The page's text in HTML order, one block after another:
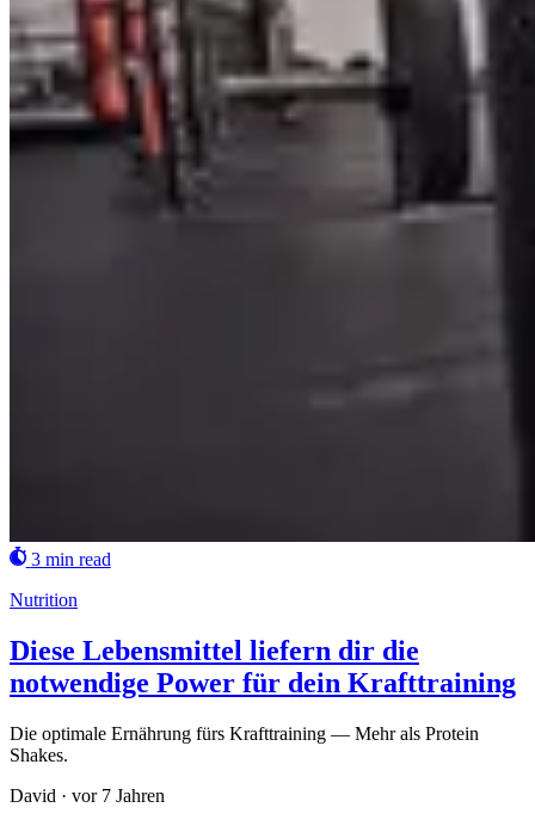
3 min read
Nutrition
Diese Lebensmittel liefern dir die
notwendige Power für dein Krafttraining
Die optimale Ernährung fürs Krafttraining — Mehr als Protein
Shakes.
David · vor 7 Jahren